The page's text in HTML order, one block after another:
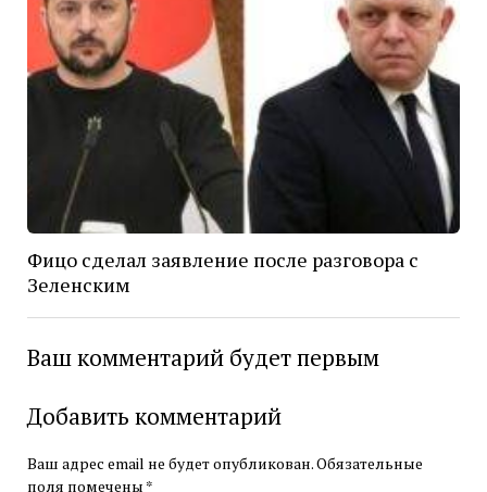
Фицо сделал заявление после разговора с
Зеленским
Ваш комментарий будет первым
Добавить комментарий
Ваш адрес email не будет опубликован.Обязательные
поля помечены *